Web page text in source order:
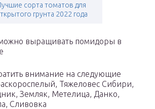
сорта томатов для
грунта 2022 года
выращивать помидоры в
внимание на следующие
Тяжеловес Сибири,
Земляк, Метелица, Данко,
Сливовка